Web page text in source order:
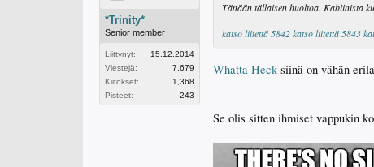
*Trinity*
Senior member
Liittynyt:
15.12.2014
Viestejä:
7,679
Kiitokset:
1,368
Pisteet:
243
Tänään tällaisen huoltoa. Kabiinista
katso liitettä 5842katso liitettä 5843
Whatta Heck siinä on vähän
Se olis sitten ihmiset vappukin